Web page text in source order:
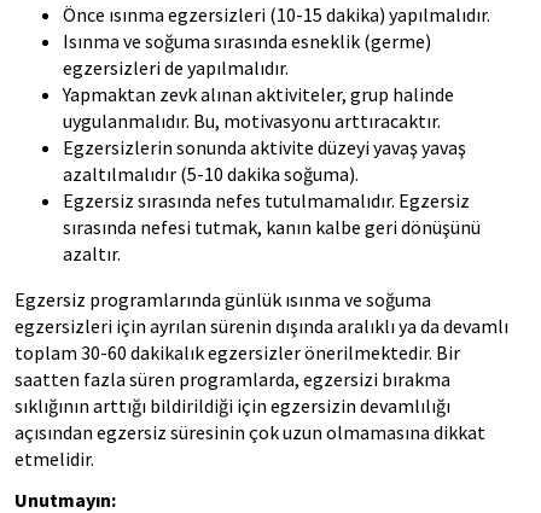
Önce ısınma egzersizleri (10-15 dakika) yapılmalıdır.
Isınma ve soğuma sırasında esneklik (germe)
egzersizleri de yapılmalıdır.
Yapmaktan zevk alınan aktiviteler, grup halinde
uygulanmalıdır. Bu, motivasyonu arttıracaktır.
Egzersizlerin sonunda aktivite düzeyi yavaş yavaş
azaltılmalıdır (5-10 dakika soğuma).
Egzersiz sırasında nefes tutulmamalıdır. Egzersiz
sırasında nefesi tutmak, kanın kalbe geri dönüşünü
azaltır.
Egzersiz programlarında günlük ısınma ve soğuma
egzersizleri için ayrılan sürenin dışında aralıklı ya da devamlı
toplam 30-60 dakikalık egzersizler önerilmektedir. Bir
saatten fazla süren programlarda, egzersizi bırakma
sıklığının arttığı bildirildiği için egzersizin devamlılığı
açısından egzersiz süresinin çok uzun olmamasına dikkat
etmelidir.
Unutmayın: